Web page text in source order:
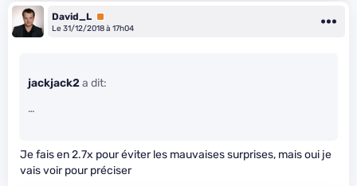
David_L Premium
Le 31/12/2018 à 17h04
jackjack2a dit:
…
Je fais en 2.7x pour éviter les mauvaises surprises, mais oui je
vais voir pour préciser